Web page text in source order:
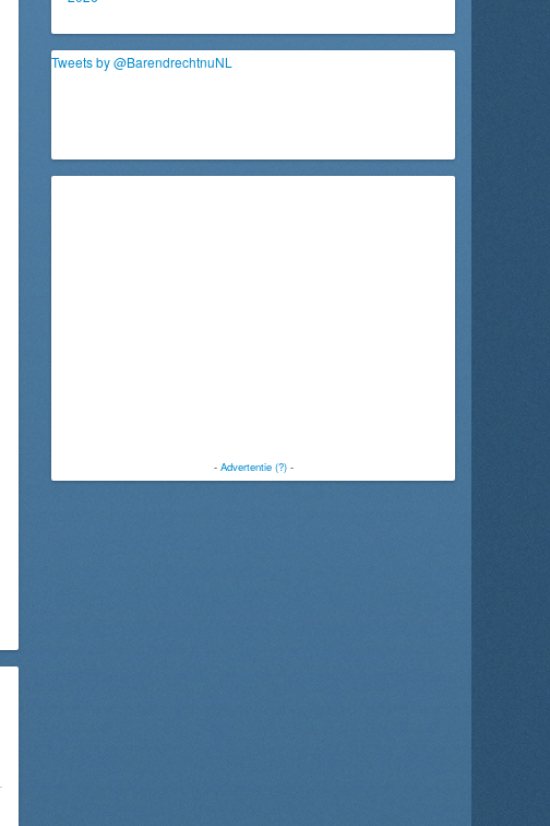
Tweets by @BarendrechtnuNL
- Advertentie (?)-